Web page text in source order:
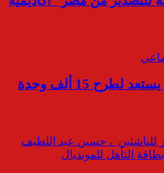
صندوق الإسكان الاجتماعي يستعد لطرح 15 ألف وحدة